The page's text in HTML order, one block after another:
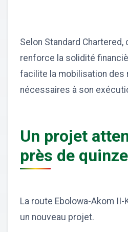
Selon Standard Chartered,
renforce la solidité
facilite la mobilisation des
nécessaires à son
Un projet
près de
La route Ebolowa-Akom
un nouveau projet.